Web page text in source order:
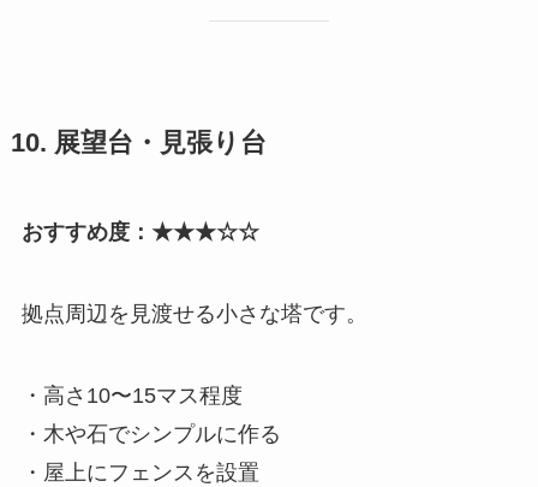
10. 展望台・見張り台
おすすめ度：★★★☆☆
拠点周辺を見渡せる小さな塔です。
・高さ10〜15マス程度
・木や石でシンプルに作る
・屋上にフェンスを設置